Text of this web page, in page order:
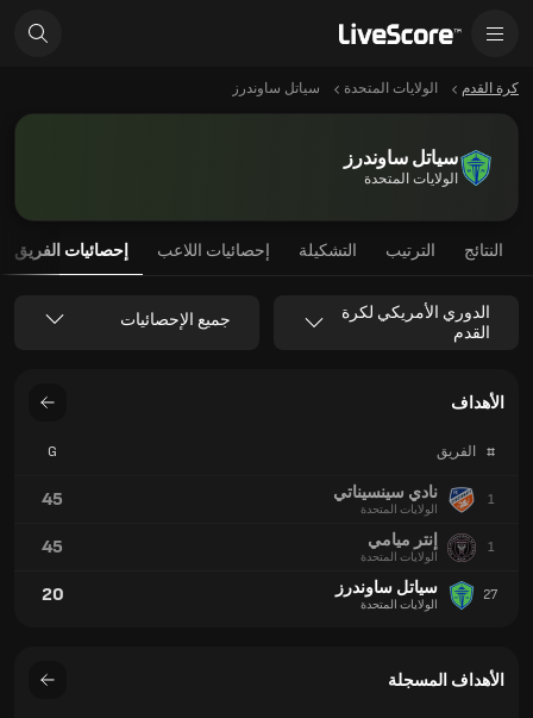
كرة القدم الولايات المتحدة سياتل ساوندرز
سياتل ساوندرز
الولايات المتحدة
النتائج الترتيب التشكيلة إحصائيات اللاعب إحصائيات الفريق
الدوري الأمريكي لكرة
القدم
جميع الإحصائيات
الأهداف
# الفريق G
1 نادي سينسيناتي
الولايات المتحدة 45
1 إنتر ميامي
الولايات المتحدة 45
27 سياتل ساوندرز
الولايات المتحدة 20
الأهداف المسجلة